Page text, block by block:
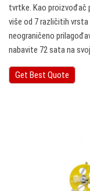
tvrtke. Kao proizvođač
više od 7 različitih
neograničeno
nabavite 72 sata na
Get Best Quote